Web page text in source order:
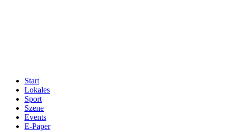
Start
Lokales
Sport
Szene
Events
E-Paper